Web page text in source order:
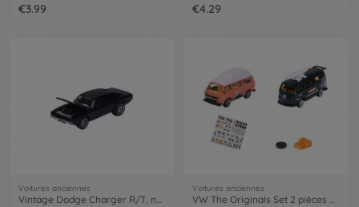
€3.99
€4.29
Voitures anciennes
Vintage Dodge Charger R/T, noir
Voitures anciennes
VW The Originals Set 2 pièces Adventure